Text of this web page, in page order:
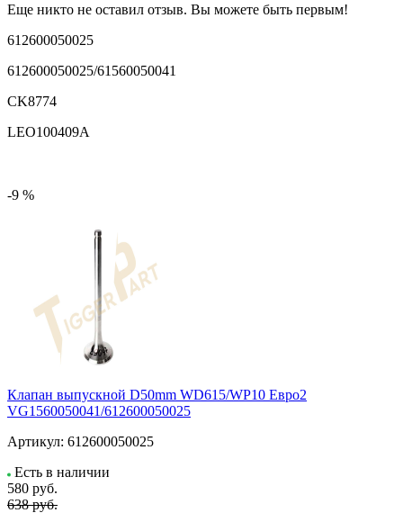
Еще никто не оставил отзыв. Вы можете быть первым!
612600050025
612600050025/61560050041
CK8774
LEO100409A
-9 %
Клапан выпускной D50mm WD615/WP10 Евро2
VG1560050041/612600050025
Артикул: 612600050025
Есть в наличии
580 руб.
638 руб.